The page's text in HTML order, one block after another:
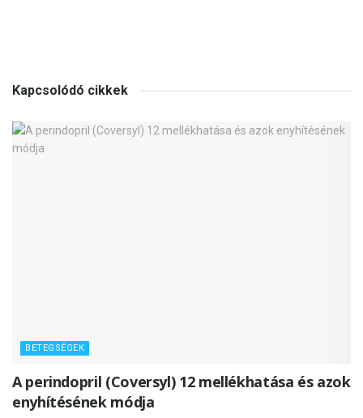
Kapcsolódó cikkek
BETEGSÉGEK
A perindopril (Coversyl) 12 mellékhatása és azok
enyhítésének módja